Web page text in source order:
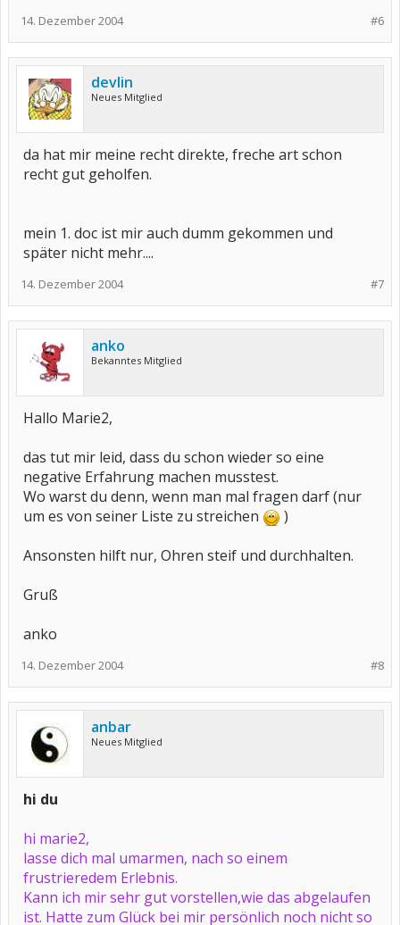
#6
14. Dezember 2004
devlin
Neues Mitglied
da hat mir meine recht direkte, freche art schon
recht gut geholfen.
mein 1. doc ist mir auch dumm gekommen und
später nicht mehr....
#7
14. Dezember 2004
anko
Bekanntes Mitglied
Hallo Marie2,
das tut mir leid, dass du schon wieder so eine
negative Erfahrung machen musstest.
Wo warst du denn, wenn man mal fragen darf (nur
um es von seiner Liste zu streichen
)
Ansonsten hilft nur, Ohren steif und durchhalten.
Gruß
anko
#8
14. Dezember 2004
anbar
Neues Mitglied
hi du
hi marie2,
lasse dich mal umarmen, nach so einem
frustrieredem Erlebnis.
Kann ich mir sehr gut vorstellen,wie das abgelaufen
ist. Hatte zum Glück bei mir persönlich noch nicht so